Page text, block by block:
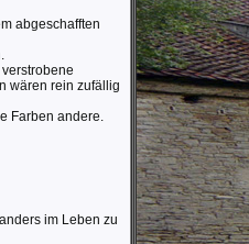
abgeschafften
wären rein zufällig
Farben andere.
im Leben zu